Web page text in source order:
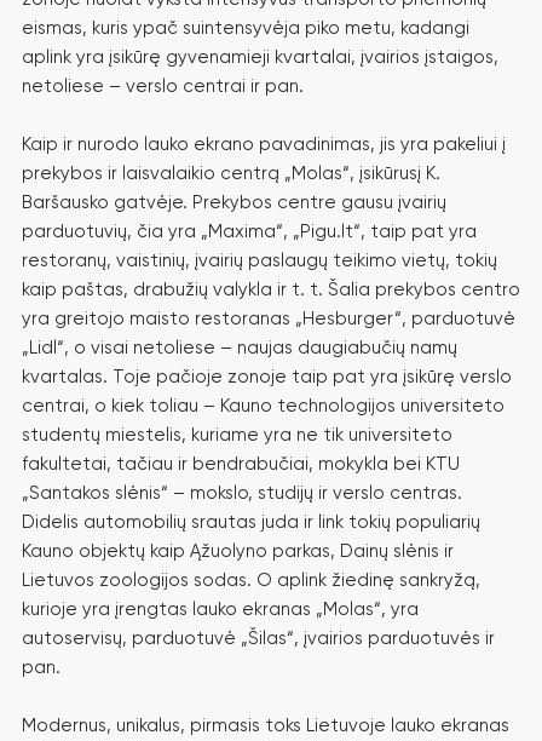
TOP
EKRANAS
KAUNE
„MOLAS“
PRAMONĖS PR. IR KOVO 11-OSIOS G. ŽIEDAS
AUKŠČIAUSIOS
KOKYBĖS
EKRANAS KAUNE
417.690
KONTAKTŲ PER SAV.
eismas, kuris ypač suintensyvėja piko metu, kadangi
aplink yra įsikūrę gyvenamieji kvartalai, įvairios įstaigos,
netoliese – verslo centrai ir pan.
Kaip ir nurodo lauko ekrano pavadinimas, jis yra pakeliui į
prekybos ir laisvalaikio centrą „Molas“, įsikūrusį K.
Baršausko gatvėje. Prekybos centre gausu įvairių
parduotuvių, čia yra „Maxima“, „Pigu.lt“, taip pat yra
restoranų, vaistinių, įvairių paslaugų teikimo vietų, tokių
kaip paštas, drabužių valykla ir t. t. Šalia prekybos centro
yra greitojo maisto restoranas „Hesburger“, parduotuvė
„Lidl“, o visai netoliese – naujas daugiabučių namų
kvartalas. Toje pačioje zonoje taip pat yra įsikūrę verslo
centrai, o kiek toliau – Kauno technologijos universiteto
studentų miestelis, kuriame yra ne tik universiteto
fakultetai, tačiau ir bendrabučiai, mokykla bei KTU
„Santakos slėnis“ – mokslo, studijų ir verslo centras.
Didelis automobilių srautas juda ir link tokių populiarių
Kauno objektų kaip Ąžuolyno parkas, Dainų slėnis ir
Lietuvos zoologijos sodas. O aplink žiedinę sankryžą,
kurioje yra įrengtas lauko ekranas „Molas“, yra
autoservisų, parduotuvė „Šilas“, įvairios parduotuvės ir
pan.
Modernus, unikalus, pirmasis toks Lietuvoje lauko ekranas